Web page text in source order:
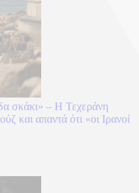
σκάκι» – Η Τεχεράνη
και απαντά ότι «οι Ιρανοί